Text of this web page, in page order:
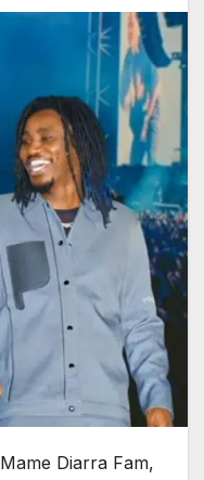
Mame Diarra Fam,